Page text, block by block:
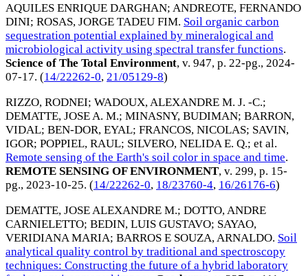
AQUILES ENRIQUE DARGHAN; ANDREOTE, FERNANDO
DINI; ROSAS, JORGE TADEU FIM. Soil organic carbon
sequestration potential explained by mineralogical and
microbiological activity using spectral transfer functions.
Science of The Total Environment, v. 947, p. 22-pg., 2024-
07-17. (14/22262-0, 21/05129-8)
RIZZO, RODNEI; WADOUX, ALEXANDRE M. J. -C.;
DEMATTE, JOSE A. M.; MINASNY, BUDIMAN; BARRON,
VIDAL; BEN-DOR, EYAL; FRANCOS, NICOLAS; SAVIN,
IGOR; POPPIEL, RAUL; SILVERO, NELIDA E. Q.; et al.
Remote sensing of the Earth's soil color in space and time.
REMOTE SENSING OF ENVIRONMENT, v. 299, p. 15-
pg., 2023-10-25. (14/22262-0, 18/23760-4, 16/26176-6)
DEMATTE, JOSE ALEXANDRE M.; DOTTO, ANDRE
CARNIELETTO; BEDIN, LUIS GUSTAVO; SAYAO,
VERIDIANA MARIA; BARROS E SOUZA, ARNALDO. Soil
analytical quality control by traditional and spectroscopy
techniques: Constructing the future of a hybrid laboratory